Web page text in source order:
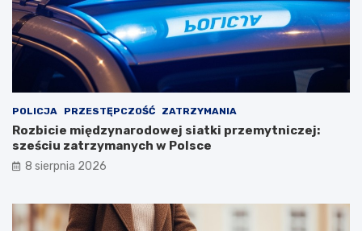
POLICJA PRZESTĘPCZOŚĆ ZATRZYMANIA
Rozbicie międzynarodowej siatki przemytniczej:
sześciu zatrzymanych w Polsce
8 sierpnia 2026